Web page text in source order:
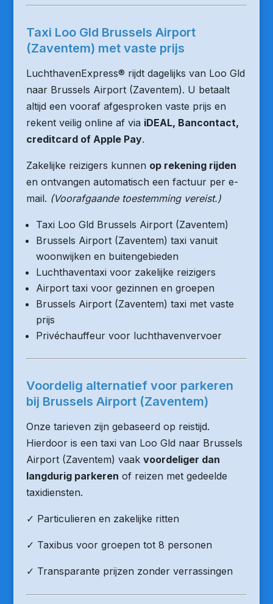
Taxi Loo Gld Brussels Airport
(Zaventem) met vaste prijs
LuchthavenExpress® rijdt dagelijks van Loo Gld
naar Brussels Airport (Zaventem). U betaalt
altijd een vooraf afgesproken vaste prijs en
rekent veilig online af via iDEAL, Bancontact,
creditcard of Apple Pay.
Zakelijke reizigers kunnen op rekening rijden
en ontvangen automatisch een factuur per e-
mail. (Voorafgaande toestemming vereist.)
Taxi Loo Gld Brussels Airport (Zaventem)
Brussels Airport (Zaventem) taxi vanuit
woonwijken en buitengebieden
Luchthaventaxi voor zakelijke reizigers
Airport taxi voor gezinnen en groepen
Brussels Airport (Zaventem) taxi met vaste
prijs
Privéchauffeur voor luchthavenvervoer
Voordelig alternatief voor parkeren
bij Brussels Airport (Zaventem)
Onze tarieven zijn gebaseerd op reistijd.
Hierdoor is een taxi van Loo Gld naar Brussels
Airport (Zaventem) vaak voordeliger dan
langdurig parkeren of reizen met gedeelde
taxidiensten.
✓ Particulieren en zakelijke ritten
✓ Taxibus voor groepen tot 8 personen
✓ Transparante prijzen zonder verrassingen